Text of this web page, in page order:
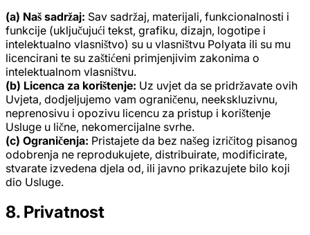
(a) Naš sadržaj: Sav sadržaj, materijali, funkcionalnosti i
funkcije (uključujući tekst, grafiku, dizajn, logotipe i
intelektualno vlasništvo) su u vlasništvu Polyata ili su mu
licencirani te su zaštićeni primjenjivim zakonima o
intelektualnom vlasništvu.
(b) Licenca za korištenje: Uz uvjet da se pridržavate ovih
Uvjeta, dodjeljujemo vam ograničenu, neekskluzivnu,
neprenosivu i opozivu licencu za pristup i korištenje
Usluge u lične, nekomercijalne svrhe.
(c) Ograničenja: Pristajete da bez našeg izričitog pisanog
odobrenja ne reprodukujete, distribuirate, modificirate,
stvarate izvedena djela od, ili javno prikazujete bilo koji
dio Usluge.
8. Privatnost